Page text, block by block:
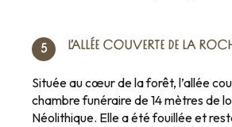
5 L’ALLÉE COUVERTE DE LA
Située au cœur de la forêt, l’allée
chambre funéraire de 14 mètres de
Néolithique. Elle a été fouillée et